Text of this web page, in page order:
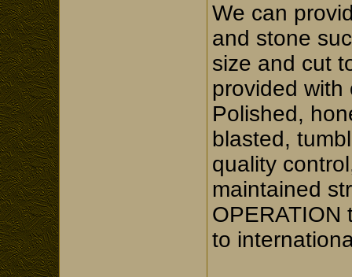
We can
and stone
size and cut
provided with
Polished,
blasted,
quality
maintained
OPERATION
to